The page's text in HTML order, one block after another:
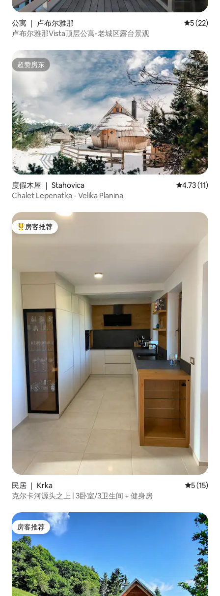
公寓 ｜ 卢布尔雅那 平均评分
5 (22)
卢布尔雅那Vista顶层公寓-老城区露台景观
超赞房东
超赞房东
度假木屋 ｜ Stahovica 平均评分
4.73 (11)
Chalet Lepenatka - Velika Planina
热门「房客推荐」
房客推荐
民居 ｜ Krka 平均评分
5 (15)
克尔卡河源头之上 | 3卧室/3卫生间 + 健身房
房客推荐
房客推荐